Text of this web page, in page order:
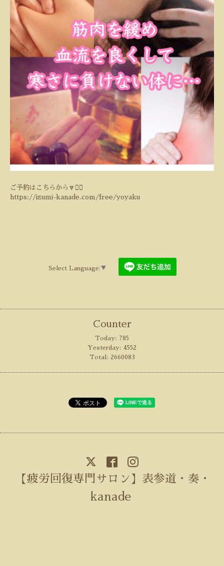
ご予約はこちらから🔽💁‍♀️
https://izumi-kanade.com/free/yoyaku
Select Language ▼
Counter
Today: 785
Yesterday: 4552
Total: 2660083
【疲労回復専門サロン】表参道・奏・
kanade